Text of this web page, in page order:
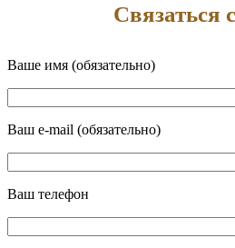
Связаться
Ваше имя (обязательно)
Ваш e-mail (обязательно)
Ваш телефон